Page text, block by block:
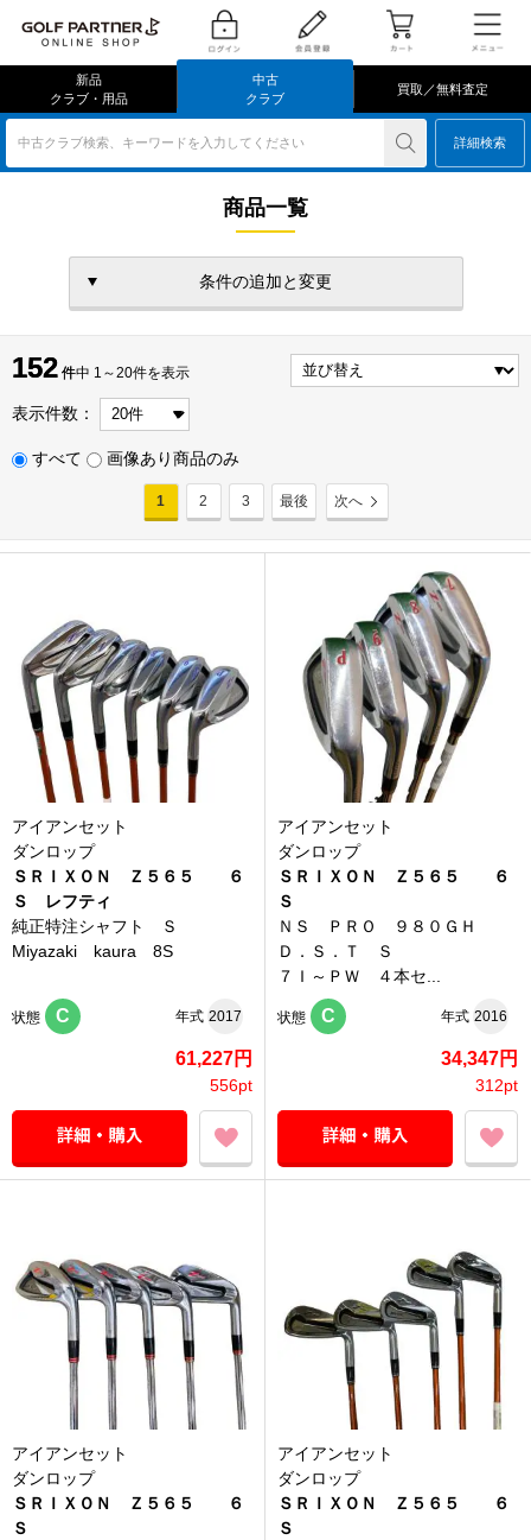
新品
クラブ・用品
中古
クラブ
買取／無料査定
中古クラブ検索、キーワードを入力してください 詳細検索
商品一覧
条件の追加と変更
152 件
152 件中 1～20件を表示
表示件数：
すべて 画像あり商品のみ
1 2 3 最後 次へ
アイアンセット
ダンロップ
ＳＲＩＸＯＮ Ｚ５６５ ６
Ｓ レフティ
純正特注シャフト Ｓ
Miyazaki kaura 8S
状態 C 年式 2017
61,227円
556pt
アイアンセット
ダンロップ
ＳＲＩＸＯＮ Ｚ５６５ ６
Ｓ
ＮＳ ＰＲＯ ９８０ＧＨ
Ｄ．Ｓ．Ｔ Ｓ
７Ｉ～ＰＷ ４本セ...
状態 C 年式 2016
34,347円
312pt
アイアンセット
ダンロップ
ＳＲＩＸＯＮ Ｚ５６５ ６
Ｓ
アイアンセット
ダンロップ
ＳＲＩＸＯＮ Ｚ５６５ ６
Ｓ